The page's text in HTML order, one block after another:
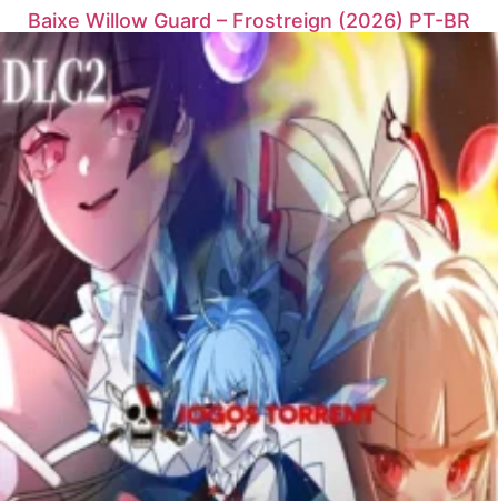
Baixe Willow Guard – Frostreign (2026) PT-BR